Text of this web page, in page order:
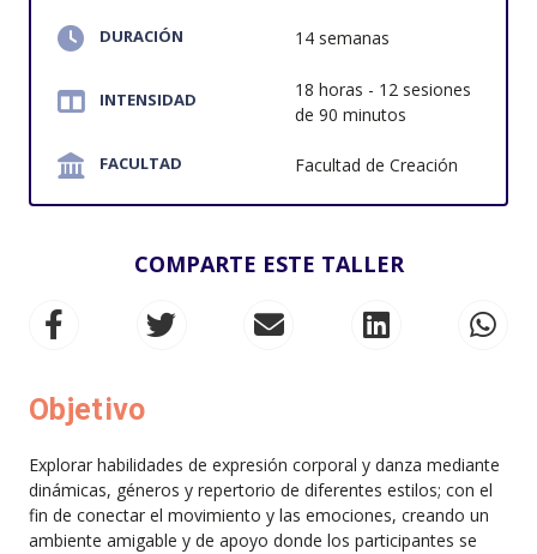
DURACIÓN 14 semanas
INTENSIDAD
18 horas - 12 sesiones
de 90 minutos
FACULTAD Facultad de Creación
COMPARTE ESTE TALLER
Objetivo
Explorar habilidades de expresión corporal y danza mediante
dinámicas, géneros y repertorio de diferentes estilos; con el
fin de conectar el movimiento y las emociones, creando un
ambiente amigable y de apoyo donde los participantes se